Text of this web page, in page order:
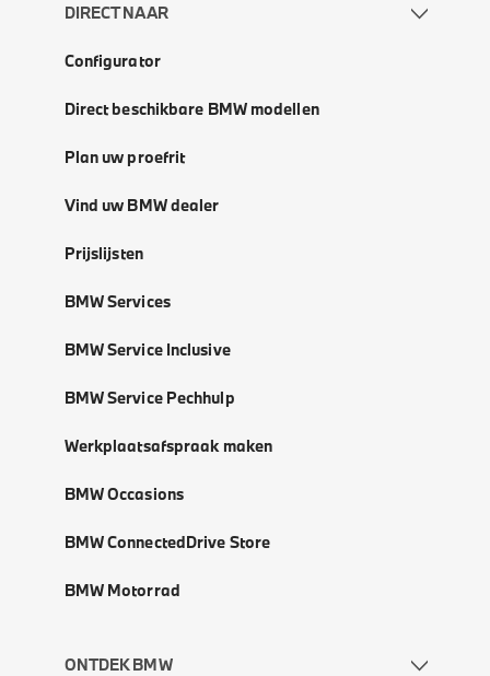
DIRECT NAAR
Configurator
Direct beschikbare BMW modellen
Plan uw proefrit
Vind uw BMW dealer
Prijslijsten
BMW Services
BMW Service Inclusive
BMW Service Pechhulp
Werkplaatsafspraak maken
BMW Occasions
BMW ConnectedDrive Store
BMW Motorrad
ONTDEK BMW